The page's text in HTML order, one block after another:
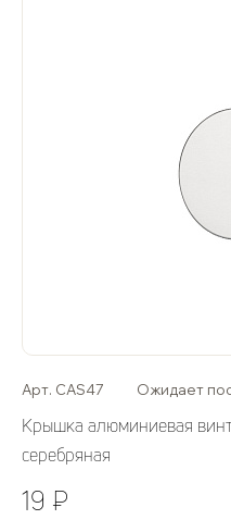
Арт. CAS47 Ожидает
Крышка алюминиевая
серебряная
19 ₽